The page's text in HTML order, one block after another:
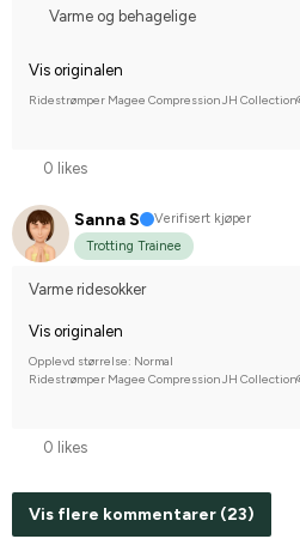
Varme og behagelige
Vis originalen
Ridestrømper Magee Compression JH
0 likes
Sanna S
Verifisert kjøper
Trotting Trainee
Varme ridesokker
Vis originalen
Opplevd størrelse: Normal
Ridestrømper Magee Compression JH
0 likes
Vis flere kommentarer (23)